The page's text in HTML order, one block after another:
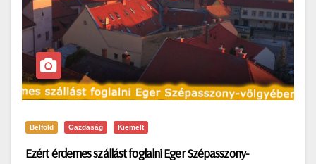
Belföld Gazdaság Kiemelt
Ezért érdemes szállást foglalni Eger Szépasszony-